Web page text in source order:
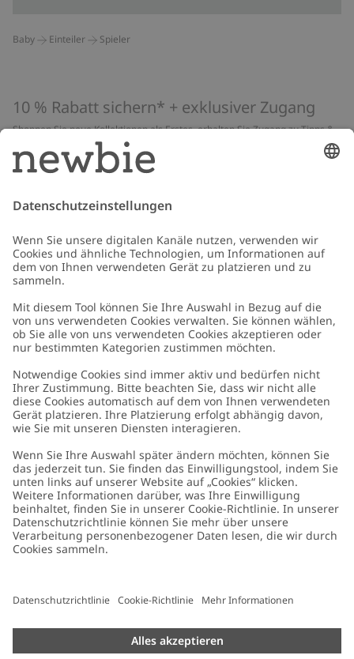
Baby Einteiler Spieler
10 % Rabatt sichern* + exklusiver Zugang
Shoppen Sie neue Kollektionen als Erstes, erhalten Sie Zugang zu Tipps &
Guides und profitieren Sie von exklusiven Angeboten
*Gilt nur für deine erste Bestellung und ist nicht mit anderen Rabatten
oder Angeboten kombinierbar. Gilt nicht für limitierte Artikel. Lies unsere
Schicken
Kundenservice
Kontaktieren Sie uns
FAQ
Barrierefreiheit
Datenschutzrichtlinie
Cookie-Richtlinie
Größenratgeber
Über uns
Über Newbie
Nachhaltigkeit
Impressum
Presse
Germany Standort ändern
Cookies